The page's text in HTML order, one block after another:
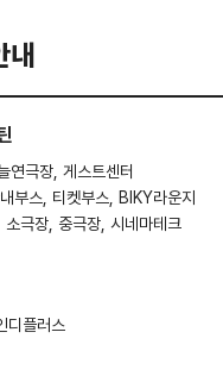
내
연극장, 게스트센터
부스, 티켓부스, BIKY라운지
| 소극장, 중극장, 시네마테크
디플러스